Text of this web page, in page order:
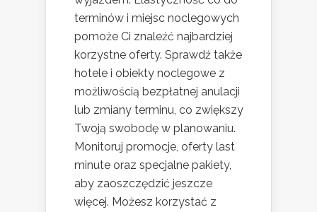
terminów i miejsc noclegowych
pomoże Ci znaleźć najbardziej
korzystne oferty. Sprawdź także
hotele i obiekty noclegowe z
możliwością bezpłatnej anulacji
lub zmiany terminu, co zwiększy
Twoją swobodę w planowaniu.
Monitoruj promocje, oferty last
minute oraz specjalne pakiety,
aby zaoszczędzić jeszcze
więcej. Możesz korzystać z